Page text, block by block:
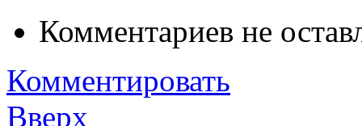
Комментариев не
Комментировать
Вверх